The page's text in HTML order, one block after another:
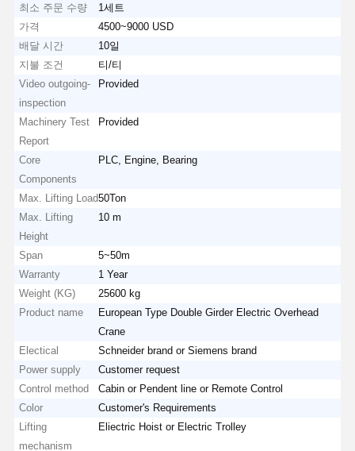
최소 주문 수량
1세트
가격
4500~9000 USD
배달 시간
10일
지불 조건
티/티
Video outgoing-
inspection
Provided
Machinery Test
Report
Provided
Core
Components
PLC, Engine, Bearing
Max. Lifting Load50Ton
Max. Lifting
Height
10 m
Span
5~50m
Warranty
1 Year
Weight (KG)
25600 kg
Product name
European Type Double Girder Electric Overhead
Crane
Electical
Schneider brand or Siemens brand
Power supply
Customer request
Control method
Cabin or Pendent line or Remote Control
Color
Customer's Requirements
Lifting
mechanism
Eliectric Hoist or Electric Trolley